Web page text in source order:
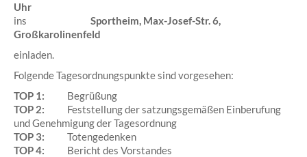
Uhr
ins Sportheim, Max-Josef-Str. 6,
Großkarolinenfeld
einladen.
Folgende Tagesordnungspunkte sind vorgesehen:
TOP 1: Begrüßung
TOP 2: Feststellung der satzungsgemäßen Einberufung
und Genehmigung der Tagesordnung
TOP 3: Totengedenken
TOP 4: Bericht des Vorstandes